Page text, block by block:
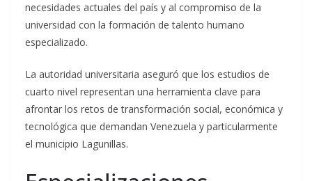
necesidades actuales del país y al compromiso de la
universidad con la formación de talento humano
especializado.
La autoridad universitaria aseguró que los estudios de
cuarto nivel representan una herramienta clave para
afrontar los retos de transformación social, económica y
tecnológica que demandan Venezuela y particularmente
el municipio Lagunillas.